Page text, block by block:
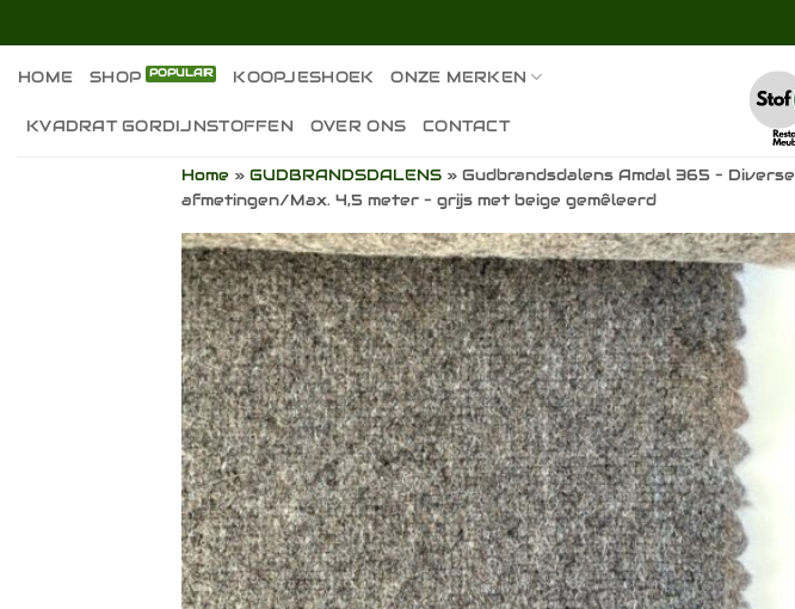
HOME SHOP KOOPJESHOEK ONZE MERKEN
KVADRAT GORDIJNSTOFFEN OVER ONS CONTACT
Home » GUDBRANDSDALENS » Gudbrandsdalens Amdal 365 – Diverse
afmetingen/Max. 4,5 meter – grijs met beige gemêleerd